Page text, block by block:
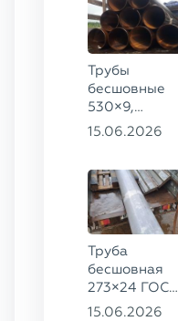
Трубы
бесшовные
530×9,
530×10 ст.
15.06.2026
Труба
бесшовная
273×24 ГОСТ
9941-81 сталь
15.06.2026